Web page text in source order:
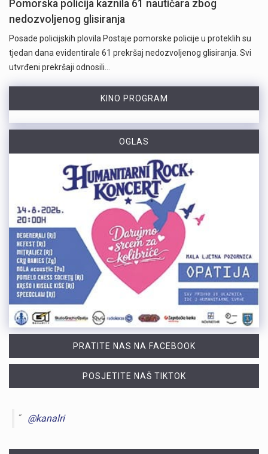
Pomorska policija kaznila 61 nautičara zbog
nedozvoljenog glisiranja
Posade policijskih plovila Postaje pomorske policije u proteklih su
tjedan dana evidentirale 61 prekršaj nedozvoljenog glisiranja. Svi
utvrđeni prekršaji odnosili…
KINO PROGRAM
OGLAS
PRATITE NAS NA FACEBOOK
POSJETITE NAŠ TIKTOK
@kanalri